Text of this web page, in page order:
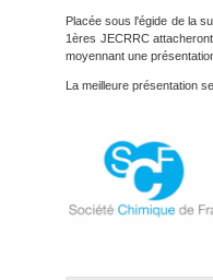
Placée sous l'égide de la
1ères JECRRC
moyennant une
La meilleure présentation